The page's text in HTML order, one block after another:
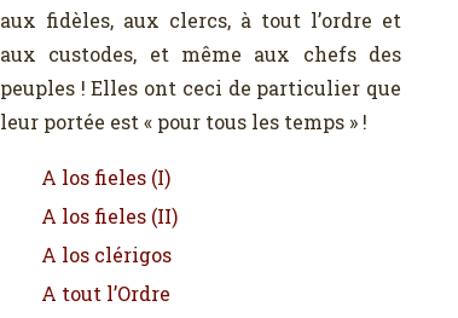
aux fidèles, aux clercs, à tout l’ordre et
aux custodes, et même aux chefs des
peuples ! Elles ont ceci de particulier que
leur portée est « pour tous les temps » !
A los fieles (I)
A los fieles (II)
A los clérigos
A tout l’Ordre